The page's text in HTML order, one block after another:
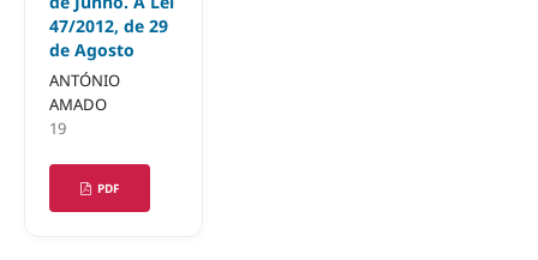
47/2012, de 29
de Agosto
ANTÓNIO
AMADO
19
PDF